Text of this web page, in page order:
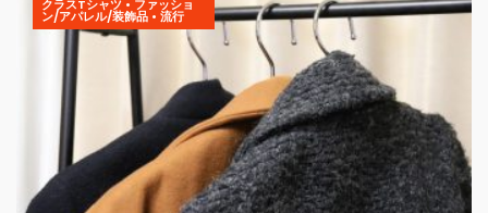
クラスTシャツ • ファッショ
ン/アパレル/装飾品• 流行